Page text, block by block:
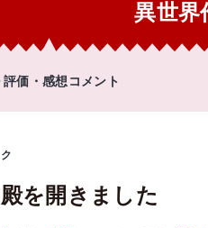
異世界
評価・感想コメント
を開きました